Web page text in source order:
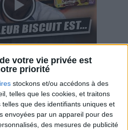
votre vie privée est
priorité
stockons et/ou accédons à des
telles que les cookies, et traitons
que des identifiants uniques et
envoyées par un appareil pour des
des mesures de publicité
Harrys... Que valent vraiment
gâteaux ?
direct Voir tout